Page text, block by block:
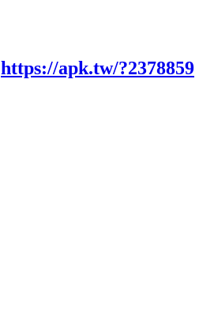
https://apk.tw/?2378859